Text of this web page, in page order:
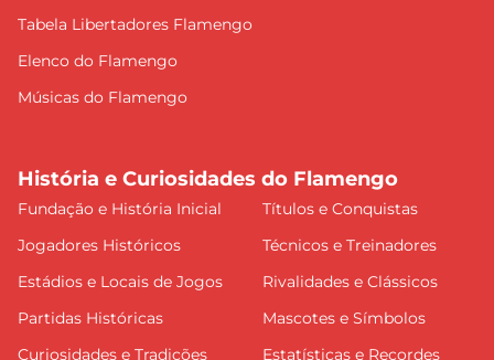
Tabela Libertadores Flamengo
Elenco do Flamengo
Músicas do Flamengo
História e Curiosidades do Flamengo
Fundação e História Inicial
Títulos e Conquistas
Jogadores Históricos
Técnicos e Treinadores
Estádios e Locais de Jogos
Rivalidades e Clássicos
Partidas Históricas
Mascotes e Símbolos
Curiosidades e Tradições
Estatísticas e Recordes